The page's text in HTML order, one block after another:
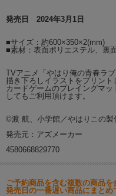
発売日 2024年3月1日
■サイズ：約600×350×2(mm)
■素材：表面ポリエステル、裏
TVアニメ「やはり俺の青春ラ
描き下ろしイラストをプリント
カードゲームのプレイングマ
してもご利用頂けます。
©渡 航、小学館／やはりこの
発売元：アズメーカー
4580668829770
ご予約商品を含む複数の商品
発売日の一番遅い商品にまとめ